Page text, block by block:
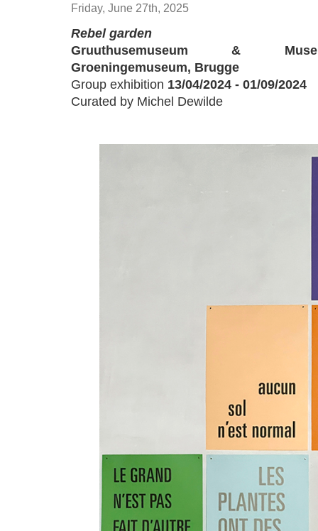
Friday, June 27th, 2025
Rebel garden
Gruuthusemuseum &
Groeningemuseum, Brugge
Group exhibition 13/04/2024 - 01/09/2024
Curated by Michel Dewilde